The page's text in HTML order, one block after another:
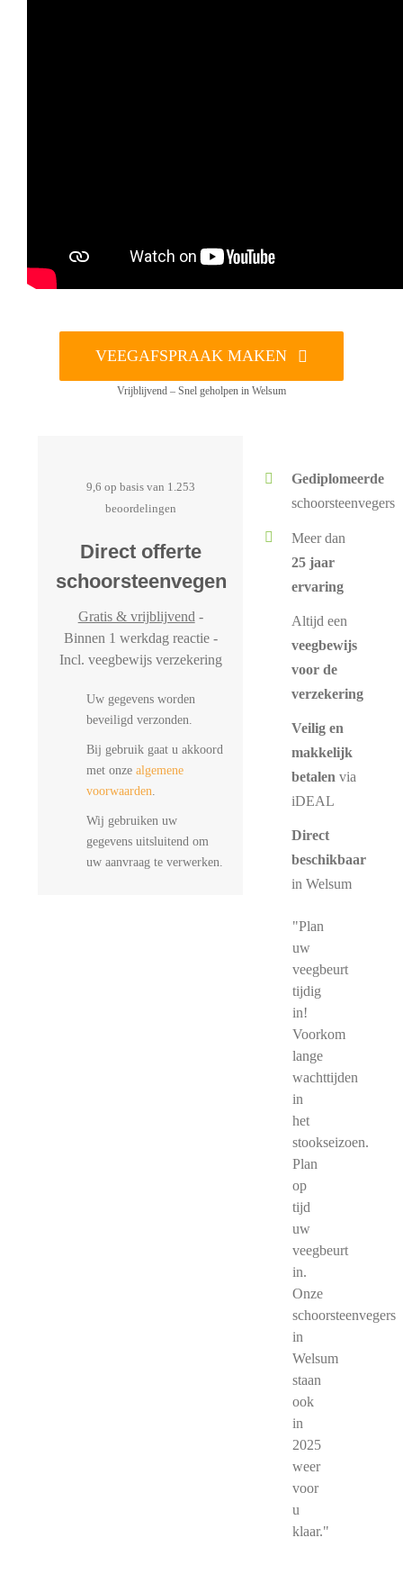
VEEGAFSPRAAK MAKEN
Vrijblijvend – Snel geholpen in Welsum
9,6 op basis van 1.253
beoordelingen
Direct offerte
schoorsteenvegen
Gratis & vrijblijvend-
Binnen 1 werkdag reactie -
Incl. veegbewijs verzekering
Uw gegevens worden
beveiligd verzonden.
Bij gebruik gaat u akkoord
met onze algemene
voorwaarden.
Wij gebruiken uw
gegevens uitsluitend om
uw aanvraag te verwerken.
Gediplomeerde
schoorsteenvegers
Meer dan
25 jaar
ervaring
Altijd een
veegbewijs
voor de
verzekering
Veilig en
makkelijk
betalen via
iDEAL
Direct
beschikbaar
in Welsum
"Plan
uw
veegbeurt
tijdig
in!
Voorkom
lange
wachttijden
in
het
stookseizoen.
Plan
op
tijd
uw
veegbeurt
in.
Onze
schoorsteenvegers
in
Welsum
staan
ook
in
2025
weer
voor
u
klaar."